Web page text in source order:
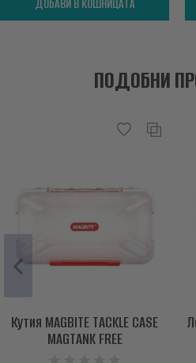
ДОБАВИ В КОШНИЦАТА
ПОДОБНИ
Кутия MAGBITE TACKLE CASE
MAGTANK FREE